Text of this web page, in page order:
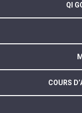
QI
COURS